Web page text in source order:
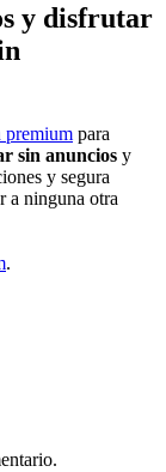
y disfrutar
premium para
sin anuncios y
y segura
a ninguna otra
.